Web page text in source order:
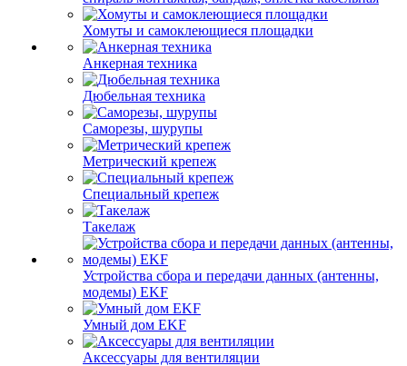
Хомуты и самоклеющиеся площадки
Анкерная техника
Дюбельная техника
Саморезы, шурупы
Метрический крепеж
Специальный крепеж
Такелаж
Устройства сбора и передачи данных (антенны,
модемы) EKF
Умный дом EKF
Аксессуары для вентиляции